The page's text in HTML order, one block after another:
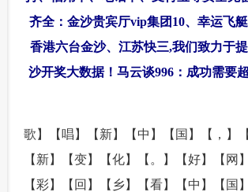
齐全：金沙贵宾厅vip集团10、幸运飞
香港六台金沙、江苏快三,我们致力于
沙开奖大数据！马云谈996：成功需要
歌】【唱】【新】【中】【国】【，】
【新】【变】【化】【。】【好】【网
【彩】【回】【乡】【看】【中】【国